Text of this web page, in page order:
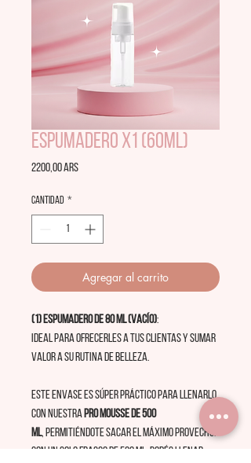
Espumadero x1 (60ML)
2200,00 ARSPrecio
Cantidad *
Agregar al carrito
(1) Espumadero de 80 ml (VACÍO):
Ideal para ofrecerles a tus clientas y sumar
valor a su rutina de belleza.
Este envase es súper práctico para llenarlo
con nuestraPro Mousse de 500
ml, permitiéndote sacar el máximo provecho.
Con un solo frasco de 500 ml, podés llenar